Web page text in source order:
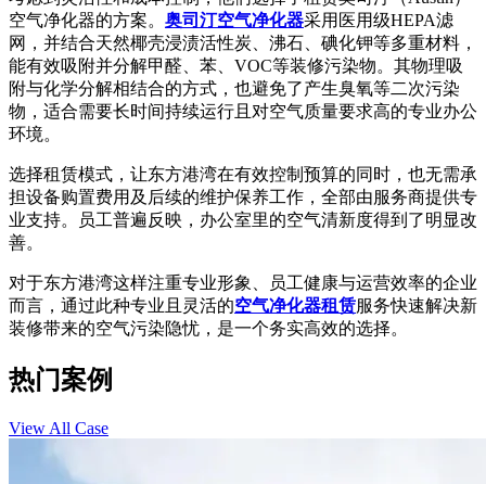
空气净化器的方案。 奥司汀空气净化器采用医用级HEPA滤
网，并结合天然椰壳浸渍活性炭、沸石、碘化钾等多重材料，
能有效吸附并分解甲醛、苯、VOC等装修污染物。其物理吸
附与化学分解相结合的方式，也避免了产生臭氧等二次污染
物，适合需要长时间持续运行且对空气质量要求高的专业办公
环境。
选择租赁模式，让东方港湾在有效控制预算的同时，也无需承
担设备购置费用及后续的维护保养工作，全部由服务商提供专
业支持。员工普遍反映，办公室里的空气清新度得到了明显改
善。
对于东方港湾这样注重专业形象、员工健康与运营效率的企业
而言，通过此种专业且灵活的空气净化器租赁服务快速解决新
装修带来的空气污染隐忧，是一个务实高效的选择。
热门案例
View All Case